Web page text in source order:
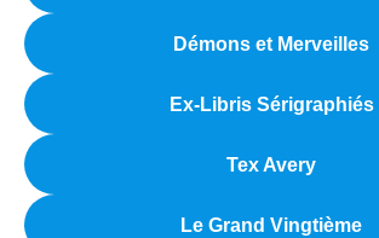
Démons et Merveilles
Ex-Libris Sérigraphiés
Tex Avery
Le Grand Vingtième